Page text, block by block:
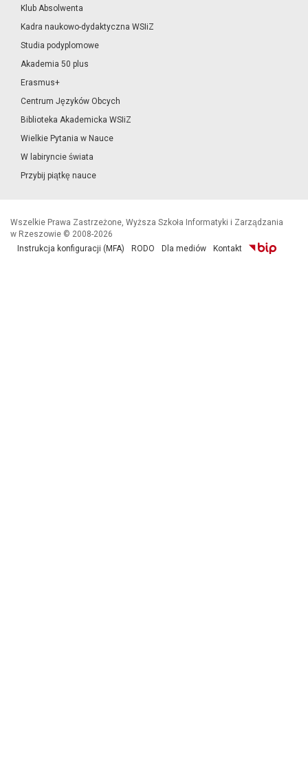
Klub Absolwenta
Kadra naukowo-dydaktyczna WSIiZ
Studia podyplomowe
Akademia 50 plus
Erasmus+
Centrum Języków Obcych
Biblioteka Akademicka WSIiZ
Wielkie Pytania w Nauce
W labiryncie świata
Przybij piątkę nauce
Wszelkie Prawa Zastrzeżone, Wyższa Szkoła Informatyki i Zarządzania
w Rzeszowie © 2008-2026
Instrukcja konfiguracji (MFA)
RODO Dla mediów Kontakt